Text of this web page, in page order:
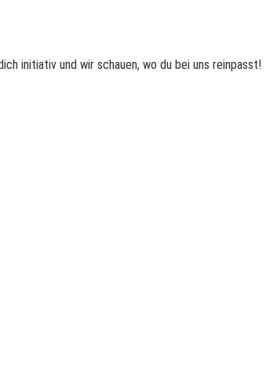
initiativ und wir schauen, wo du bei uns reinpasst!